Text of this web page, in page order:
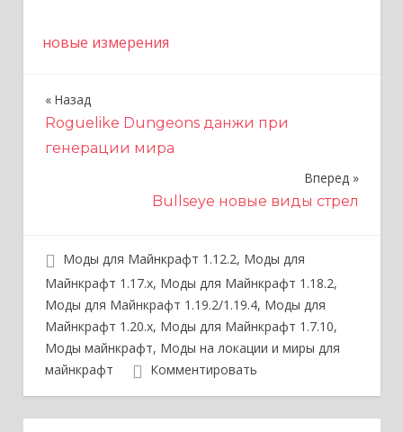
новые измерения
Н
а
ц
и
я
п
Назад
Roguelike Dungeons данжи при
генерации мира
Вперед
Bullseye новые виды стрел
Моды для Майнкрафт 1.12.2, Моды для
Майнкрафт 1.17.x, Моды для Майнкрафт 1.18.2,
Моды для Майнкрафт 1.19.2/1.19.4, Моды для
Майнкрафт 1.20.x, Моды для Майнкрафт 1.7.10,
Моды майнкрафт, Моды на локации и миры для
майнкрафт
Комментировать